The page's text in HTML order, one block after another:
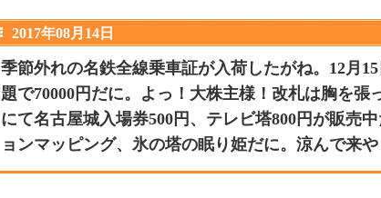
2017年08月14日
季節外れの名鉄全線乗車証が入荷したがね。12月
題で70000円だに。よっ！大株主様！改札は胸を
にて名古屋城入場券500円、テレビ塔800円が販売
ョンマッピング、氷の塔の眠り姫だに。涼んで来や